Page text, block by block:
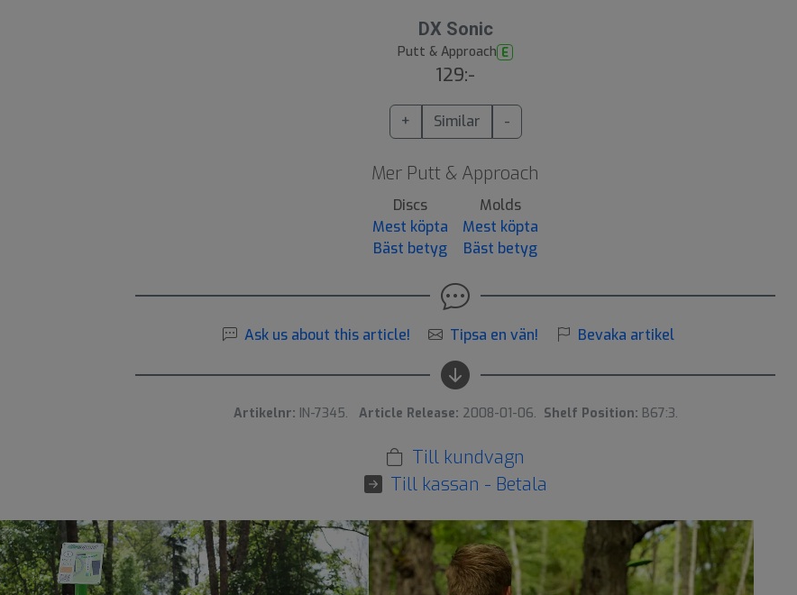
DX Sonic
Putt & Approach E
129:-
+ Similar -
Mer Putt & Approach
Discs
Mest köpta
Bäst betyg
Molds
Mest köpta
Bäst betyg
Ask us about this article! Tipsa en vän! Bevaka artikel
Artikelnr: IN-7345. Article Release: 2008-01-06. Shelf Position: B67:3.
Till kundvagn
Till kassan - Betala